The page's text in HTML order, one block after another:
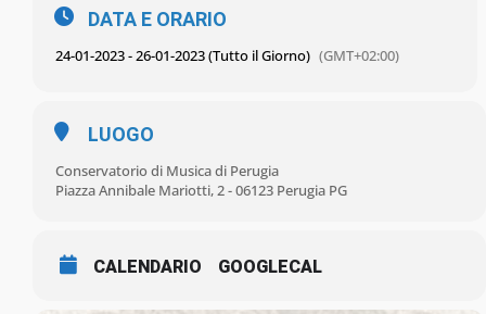
DATA E ORARIO
24-01-2023 - 26-01-2023 (Tutto il Giorno) (GMT+02:00)
LUOGO
Conservatorio di Musica di Perugia
Piazza Annibale Mariotti, 2 - 06123 Perugia PG
CALENDARIO GOOGLECAL